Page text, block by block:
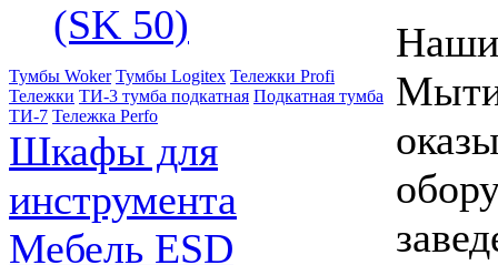
(SK 50)
Тумбы Woker Тумбы Logitex Тележки Profi
Тележки ТИ-3 тумба подкатная Подкатная тумба
ТИ-7 Тележка Perfo
Шкафы для
инструмента
Мебель ESD
Наши